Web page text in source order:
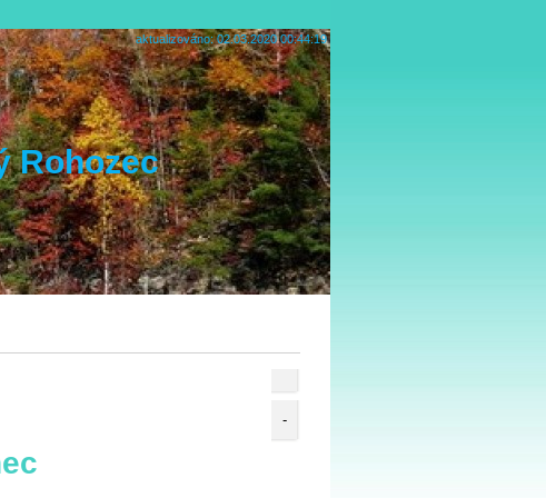
aktualizováno: 02.03.2020 00:44:19
Rohozec
-